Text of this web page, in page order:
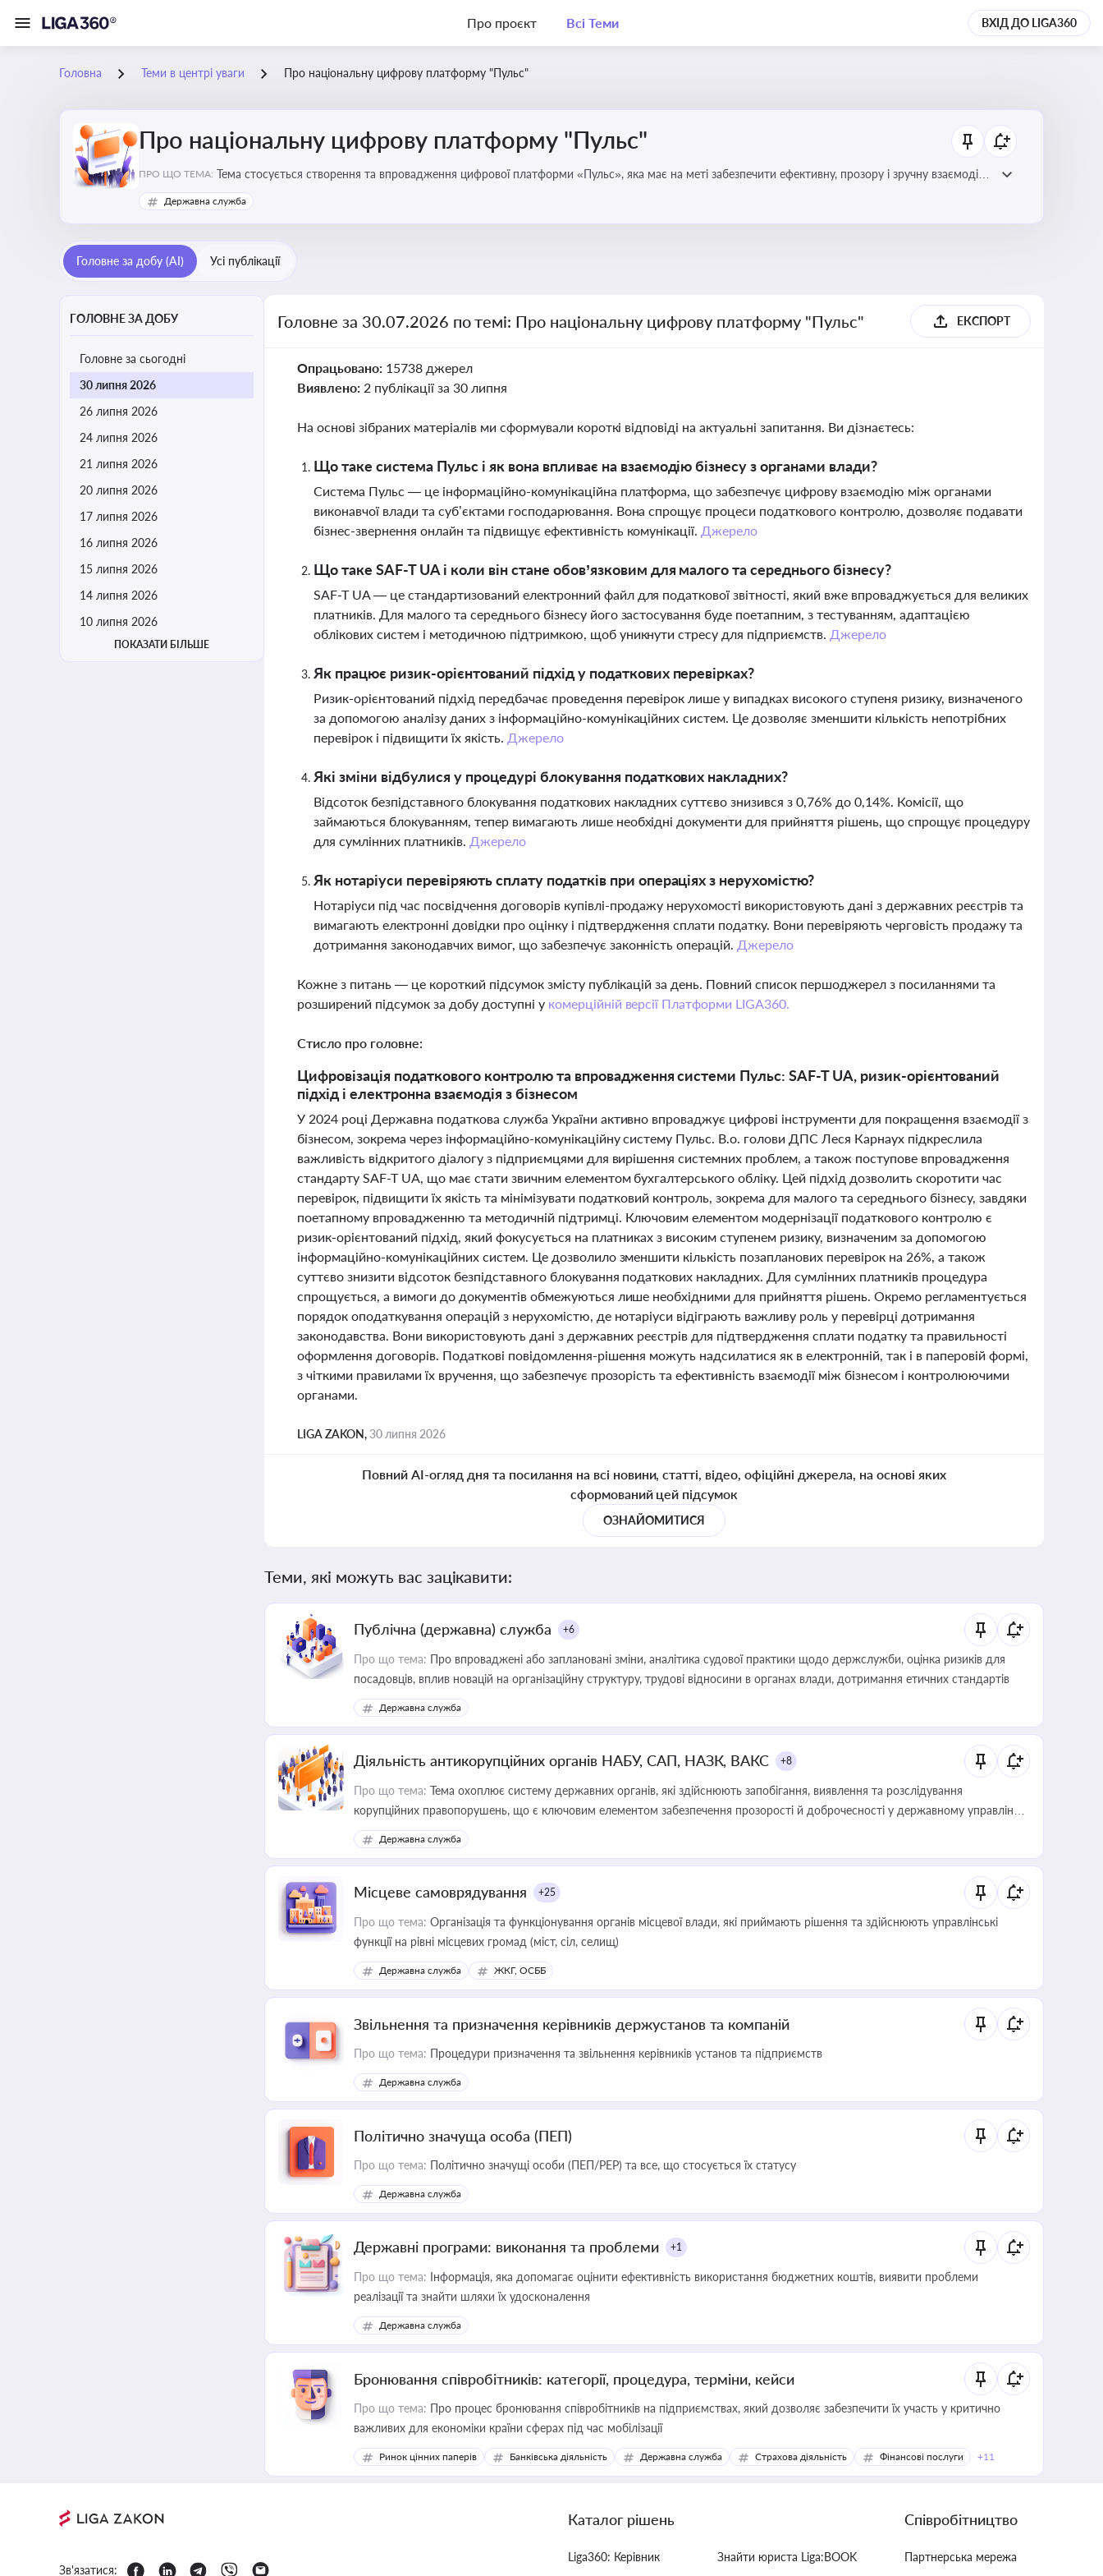
Про проєкт Всі Теми ВХІД ДО LIGA360
Головна Теми в центрі уваги Про національну цифрову платформу "Пульс"
Про національну цифрову платформу "Пульс"
ПРО ЩО ТЕМА: Тема стосується створення та впровадження цифрової платформи «Пульс», яка має на меті забезпечити ефективну, прозору і зручну взаємодію
бізнесу з органами виконавчої влади
Державна служба
Головне за добу (AI) Усі публікації
ГОЛОВНЕ ЗА ДОБУ
Головне за сьогодні
30 липня 2026
26 липня 2026
24 липня 2026
21 липня 2026
20 липня 2026
17 липня 2026
16 липня 2026
15 липня 2026
14 липня 2026
10 липня 2026
ПОКАЗАТИ БІЛЬШЕ
Головне за 30.07.2026 по темі: Про національну цифрову платформу "Пульс" ЕКСПОРТ
Опрацьовано: 15738 джерел
Виявлено: 2 публікації за 30 липня
На основі зібраних матеріалів ми сформували короткі відповіді на актуальні запитання. Ви дізнаєтесь:
Що таке система Пульс і як вона впливає на взаємодію бізнесу з органами влади?
Система Пульс — це інформаційно-комунікаційна платформа, що забезпечує цифрову взаємодію між органами
виконавчої влади та суб’єктами господарювання. Вона спрощує процеси податкового контролю, дозволяє подавати
бізнес-звернення онлайн та підвищує ефективність комунікації. Джерело
Що таке SAF-T UA і коли він стане обов’язковим для малого та середнього бізнесу?
SAF-T UA — це стандартизований електронний файл для податкової звітності, який вже впроваджується для великих
платників. Для малого та середнього бізнесу його застосування буде поетапним, з тестуванням, адаптацією
облікових систем і методичною підтримкою, щоб уникнути стресу для підприємств. Джерело
Як працює ризик-орієнтований підхід у податкових перевірках?
Ризик-орієнтований підхід передбачає проведення перевірок лише у випадках високого ступеня ризику, визначеного
за допомогою аналізу даних з інформаційно-комунікаційних систем. Це дозволяє зменшити кількість непотрібних
перевірок і підвищити їх якість. Джерело
Які зміни відбулися у процедурі блокування податкових накладних?
Відсоток безпідставного блокування податкових накладних суттєво знизився з 0,76% до 0,14%. Комісії, що
займаються блокуванням, тепер вимагають лише необхідні документи для прийняття рішень, що спрощує процедуру
для сумлінних платників. Джерело
Як нотаріуси перевіряють сплату податків при операціях з нерухомістю?
Нотаріуси під час посвідчення договорів купівлі-продажу нерухомості використовують дані з державних реєстрів та
вимагають електронні довідки про оцінку і підтвердження сплати податку. Вони перевіряють черговість продажу та
дотримання законодавчих вимог, що забезпечує законність операцій. Джерело
Кожне з питань — це короткий підсумок змісту публікацій за день. Повний список першоджерел з посиланнями та
розширений підсумок за добу доступні у комерційній версії Платформи LIGA360.
Стисло про головне:
Цифровізація податкового контролю та впровадження системи Пульс: SAF-T UA, ризик-орієнтований
підхід і електронна взаємодія з бізнесом
У 2024 році Державна податкова служба України активно впроваджує цифрові інструменти для покращення взаємодії з
бізнесом, зокрема через інформаційно-комунікаційну систему Пульс. В.о. голови ДПС Леся Карнаух підкреслила
важливість відкритого діалогу з підприємцями для вирішення системних проблем, а також поступове впровадження
стандарту SAF-T UA, що має стати звичним елементом бухгалтерського обліку. Цей підхід дозволить скоротити час
перевірок, підвищити їх якість та мінімізувати податковий контроль, зокрема для малого та середнього бізнесу, завдяки
поетапному впровадженню та методичній підтримці. Ключовим елементом модернізації податкового контролю є
ризик-орієнтований підхід, який фокусується на платниках з високим ступенем ризику, визначеним за допомогою
інформаційно-комунікаційних систем. Це дозволило зменшити кількість позапланових перевірок на 26%, а також
суттєво знизити відсоток безпідставного блокування податкових накладних. Для сумлінних платників процедура
спрощується, а вимоги до документів обмежуються лише необхідними для прийняття рішень. Окремо регламентується
порядок оподаткування операцій з нерухомістю, де нотаріуси відіграють важливу роль у перевірці дотримання
законодавства. Вони використовують дані з державних реєстрів для підтвердження сплати податку та правильності
оформлення договорів. Податкові повідомлення-рішення можуть надсилатися як в електронній, так і в паперовій формі,
з чіткими правилами їх вручення, що забезпечує прозорість та ефективність взаємодії між бізнесом і контролюючими
органами.
LIGA ZAKON,30 липня 2026
Повний AI-огляд дня та посилання на всі новини, статті, відео, офіційні джерела, на основі яких
сформований цей підсумок
ОЗНАЙОМИТИСЯ
Теми, які можуть вас зацікавити:
Публічна (державна) служба +6
Про що тема: Про впроваджені або заплановані зміни, аналітика судової практики щодо держслужби, оцінка ризиків для
посадовців, вплив новацій на організаційну структуру, трудові відносини в органах влади, дотримання етичних стандартів
Державна служба
Діяльність антикорупційних органів НАБУ, САП, НАЗК, ВАКС +8
Про що тема: Тема охоплює систему державних органів, які здійснюють запобігання, виявлення та розслідування
корупційних правопорушень, що є ключовим елементом забезпечення прозорості й доброчесності у державному управлінні
та бізнесі
Державна служба
Місцеве самоврядування +25
Про що тема: Організація та функціонування органів місцевої влади, які приймають рішення та здійснюють управлінські
функції на рівні місцевих громад (міст, сіл, селищ)
Державна служба ЖКГ, ОСББ
Звільнення та призначення керівників держустанов та компаній
Про що тема: Процедури призначення та звільнення керівників установ та підприємств
Державна служба
Політично значуща особа (ПЕП)
Про що тема: Політично значущі особи (ПЕП/PEP) та все, що стосується їх статусу
Державна служба
Державні програми: виконання та проблеми +1
Про що тема: Інформація, яка допомагає оцінити ефективність використання бюджетних коштів, виявити проблеми
реалізації та знайти шляхи їх удосконалення
Державна служба
Бронювання співробітників: категорії, процедура, терміни, кейси
Про що тема: Про процес бронювання співробітників на підприємствах, який дозволяє забезпечити їх участь у критично
важливих для економіки країни сферах під час мобілізації
Ринок цінних паперів Банківська діяльність Державна служба Страхова діяльність Фінансові послуги +11
Зв'язатися:
Каталог рішень
Liga360: Керівник Знайти юриста Liga:BOOK
Співробітництво
Партнерська мережа